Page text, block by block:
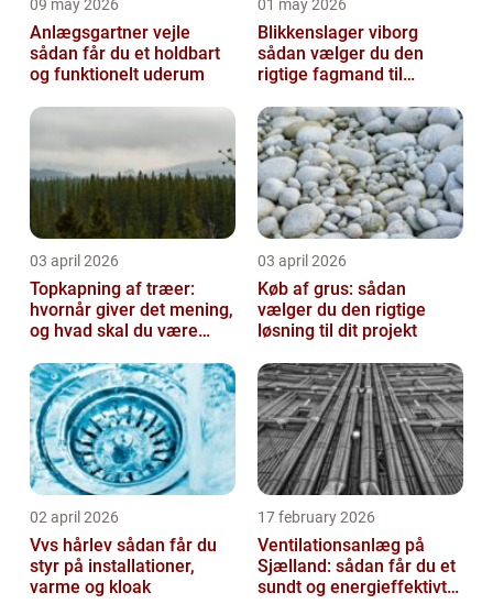
09 may 2026
Anlægsgartner vejle
sådan får du et holdbart
og funktionelt uderum
01 may 2026
Blikkenslager viborg
sådan vælger du den
rigtige fagmand til
03 april 2026
Topkapning af træer:
hvornår giver det mening,
og hvad skal du være
03 april 2026
Køb af grus: sådan
vælger du den rigtige
løsning til dit projekt
02 april 2026
Vvs hårlev sådan får du
styr på installationer,
varme og kloak
17 february 2026
Ventilationsanlæg på
Sjælland: sådan får du et
sundt og energieffektivt